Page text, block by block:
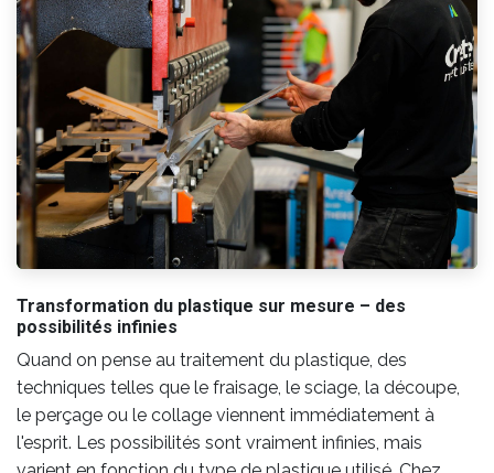
Transformation du plastique sur mesure – des
possibilités infinies
Quand on pense au traitement du plastique, des
techniques telles que le fraisage, le sciage, la découpe,
le perçage ou le collage viennent immédiatement à
l'esprit. Les possibilités sont vraiment infinies, mais